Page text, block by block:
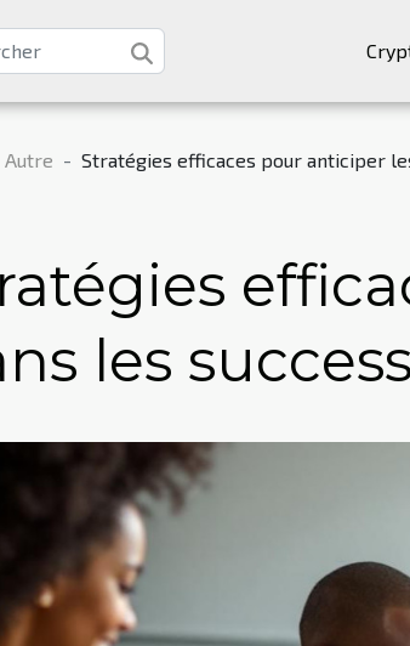
Autre Stratégies efficaces pour anticiper
les